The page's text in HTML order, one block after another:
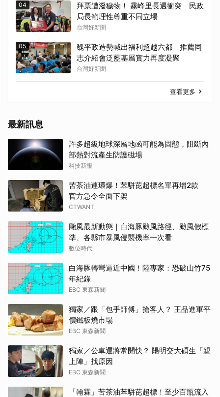
04
拜票遭潑穢物！ 霧峰里長遇衝突 民政
局長籲理性尊重不同立場
台灣好新聞
05
魏平政造勢喊出福利超越六都 推薦同
志介紹會泛藍基層實力再度凝聚
台灣好新聞
查看更多
最新訊息
許多超級地球深層地函可能為固態，阻斷內
部熱對流產生防護磁場
科技新報
苦茶油連環爆！苯駢芘超標名單再增2款
官方急令全面下架
CTWANT
颱風最新動態｜白海豚颱風路徑、颱風假標
準、各縣市暴風侵襲機率一次看
數位時代
白海豚轉彎逼近中國！陸專家：恐破山竹75
年紀錄
EBC 東森新聞
獨家／跟「包手師傅」搶客人？ 王品進軍平
價鐵板燒市場
EBC 東森新聞
獨家／公車運將常開快？ 陽明交大碩生「親
上陣」找原因
EBC 東森新聞
「翰霖」苦茶油苯駢芘超標！至少百瓶流入